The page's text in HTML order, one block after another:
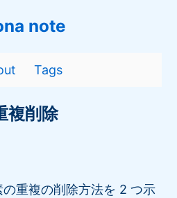
note
Tags
複削除
重複の削除方法を 2 つ示